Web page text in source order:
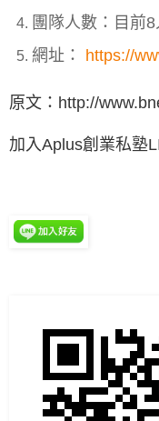
團隊人數：目前8
網址： https://
原文： http://
加入Aplus創業私塾